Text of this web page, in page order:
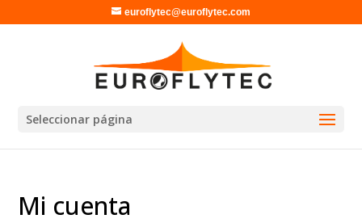
euroflytec@euroflytec.com
Seleccionar página
Mi cuenta